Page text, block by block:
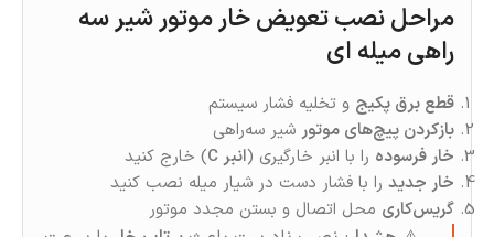
مراحل نصب تعویض خار موتور شیر سه
راهی میله ای
قطع برق پکیج و تخلیه فشار سیستم
بازکردن پیچ‌های موتور شیر سه‌راهی
خار فرسوده را با انبر خارگیری (انبر C
) خارج کنید
خار جدید را با فشار دست در شیار میله نصب کنید
گریس‌کاری محل اتصال و بستن مجدد موتور